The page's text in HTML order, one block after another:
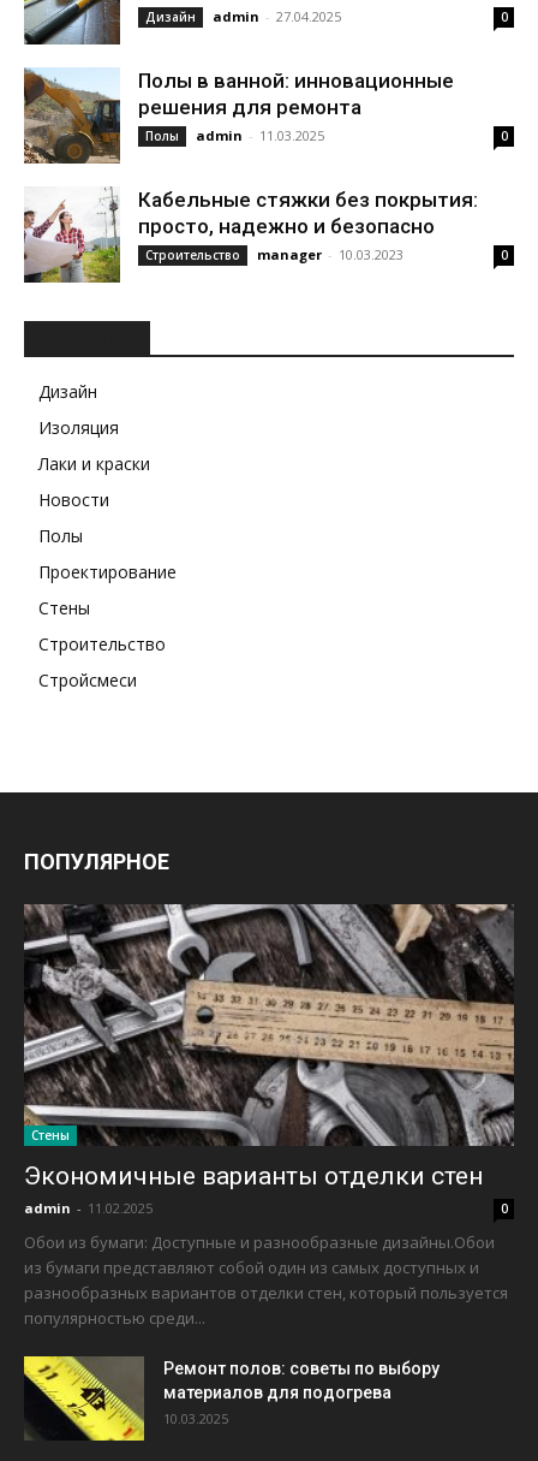
Дизайн admin - 27.04.2025 0
Полы в ванной: инновационные
решения для ремонта
Полы admin - 11.03.2025 0
Кабельные стяжки без покрытия:
просто, надежно и безопасно
Строительство manager - 10.03.2023 0
Дизайн
Изоляция
Лаки и краски
Новости
Полы
Проектирование
Стены
Строительство
Стройсмеси
ПОПУЛЯРНОЕ
Стены
Экономичные варианты отделки стен
admin - 11.02.2025 0
Обои из бумаги: Доступные и разнообразные дизайны.Обои
из бумаги представляют собой один из самых доступных и
разнообразных вариантов отделки стен, который пользуется
популярностью среди...
Ремонт полов: советы по выбору
материалов для подогрева
10.03.2025